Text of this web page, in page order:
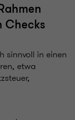
Checks
sinnvoll in einen
etwa